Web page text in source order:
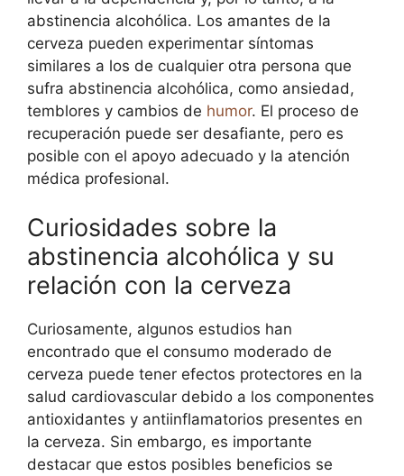
abstinencia alcohólica. Los amantes de la
cerveza pueden experimentar síntomas
similares a los de cualquier otra persona que
sufra abstinencia alcohólica, como ansiedad,
temblores y cambios de humor. El proceso de
recuperación puede ser desafiante, pero es
posible con el apoyo adecuado y la atención
médica profesional.
Curiosidades sobre la
abstinencia alcohólica y su
relación con la cerveza
Curiosamente, algunos estudios han
encontrado que el consumo moderado de
cerveza puede tener efectos protectores en la
salud cardiovascular debido a los componentes
antioxidantes y antiinflamatorios presentes en
la cerveza. Sin embargo, es importante
destacar que estos posibles beneficios se